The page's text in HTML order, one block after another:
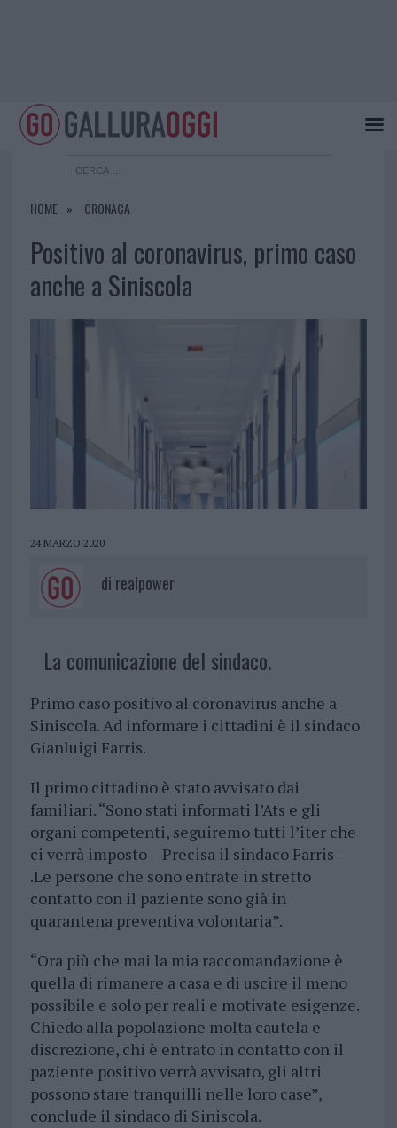
HOME CRONACA
Positivo al coronavirus, primo caso
anche a Siniscola
24 MARZO 2020
di realpower
La comunicazione del sindaco.
Primo caso positivo al coronavirus anche a
Siniscola. Ad informare i cittadini è il sindaco
Gianluigi Farris.
Il primo cittadino è stato avvisato dai
familiari. “Sono stati informati l’Ats e gli
organi competenti, seguiremo tutti l’iter che
ci verrà imposto – Precisa il sindaco Farris –
.Le persone che sono entrate in stretto
contatto con il paziente sono già in
quarantena preventiva volontaria”.
“Ora più che mai la mia raccomandazione è
quella di rimanere a casa e di uscire il meno
possibile e solo per reali e motivate esigenze.
Chiedo alla popolazione molta cautela e
discrezione, chi è entrato in contatto con il
paziente positivo verrà avvisato, gli altri
possono stare tranquilli nelle loro case”,
conclude il sindaco di Siniscola.